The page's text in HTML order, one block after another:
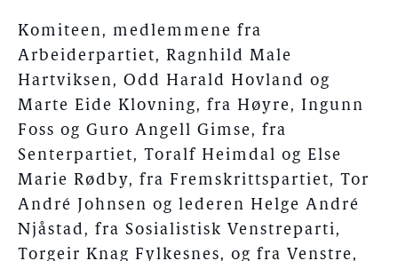
Komiteen, medlemmene fra
Arbeiderpartiet, Ragnhild Male
Hartviksen, Odd Harald Hovland og
Marte Eide Klovning, fra Høyre, Ingunn
Foss og Guro Angell Gimse, fra
Senterpartiet, Toralf Heimdal og Else
Marie Rødby, fra Fremskrittspartiet, Tor
André Johnsen og lederen Helge André
Njåstad, fra Sosialistisk Venstreparti,
Torgeir Knag Fylkesnes, og fra Venstre,